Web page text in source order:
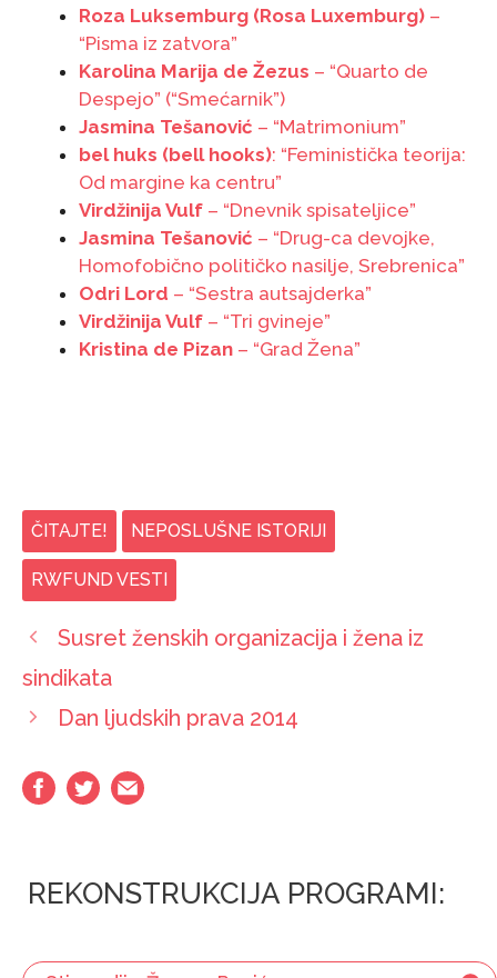
Roza Luksemburg (Rosa Luxemburg) –
“Pisma iz zatvora”
Karolina Marija de Žezus – “Quarto de
Despejo” (“Smećarnik”)
Jasmina Tešanović – “Matrimonium”
bel huks (bell hooks): “Feministička teorija:
Od margine ka centru”
Virdžinija Vulf – “Dnevnik spisateljice”
Jasmina Tešanović – “Drug-ca devojke,
Homofobično političko nasilje, Srebrenica”
Odri Lord – “Sestra autsajderka”
Virdžinija Vulf – “Tri gvineje”
Kristina de Pizan – “Grad Žena”
ČITAJTE! NEPOSLUŠNE ISTORIJI
RWFUND VESTI
Susret ženskih organizacija i žena iz
sindikata
Dan ljudskih prava 2014
REKONSTRUKCIJA PROGRAMI: